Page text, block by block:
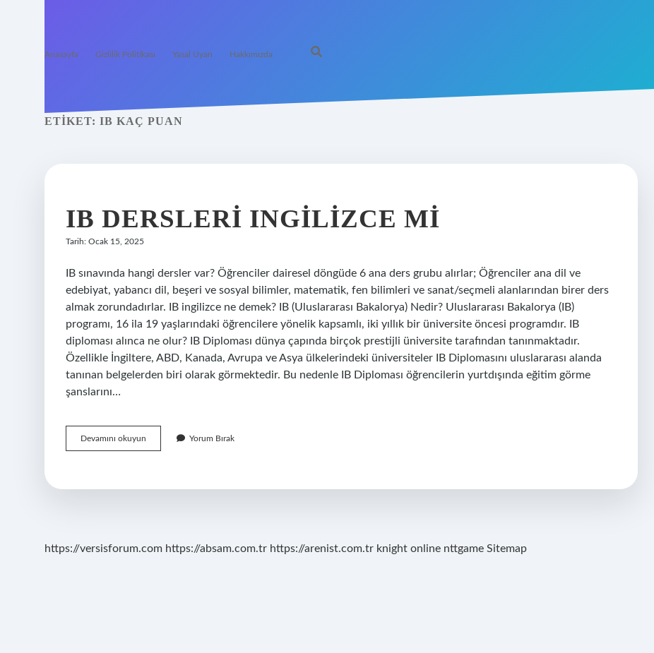
Anasayfa Gizlilik Politikası Yasal Uyarı Hakkımızda
ETIKET: IB KAÇ PUAN
IB DERSLERI INGILIZCE MI
Tarih: Ocak 15, 2025
IB sınavında hangi dersler var? Öğrenciler dairesel döngüde 6 ana ders grubu alırlar; Öğrenciler ana dil ve
edebiyat, yabancı dil, beşeri ve sosyal bilimler, matematik, fen bilimleri ve sanat/seçmeli alanlarından birer ders
almak zorundadırlar. IB ingilizce ne demek? IB (Uluslararası Bakalorya) Nedir? Uluslararası Bakalorya (IB)
programı, 16 ila 19 yaşlarındaki öğrencilere yönelik kapsamlı, iki yıllık bir üniversite öncesi programdır. IB
diploması alınca ne olur? IB Diploması dünya çapında birçok prestijli üniversite tarafından tanınmaktadır.
Özellikle İngiltere, ABD, Kanada, Avrupa ve Asya ülkelerindeki üniversiteler IB Diplomasını uluslararası alanda
tanınan belgelerden biri olarak görmektedir. Bu nedenle IB Diploması öğrencilerin yurtdışında eğitim görme
şanslarını…
Devamını okuyun
Dersleri
Yorum Bırak
https://versisforum.com https://absam.com.tr https://arenist.com.tr knight online nttgame Sitemap